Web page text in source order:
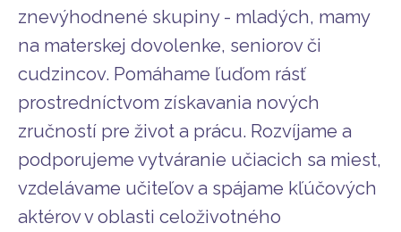
znevýhodnené skupiny - mladých, mamy
na materskej dovolenke, seniorov či
cudzincov. Pomáhame ľuďom rásť
prostredníctvom získavania nových
zručností pre život a prácu. Rozvíjame a
podporujeme vytváranie učiacich sa miest,
vzdelávame učiteľov a spájame kľúčových
aktérov v oblasti celoživotného